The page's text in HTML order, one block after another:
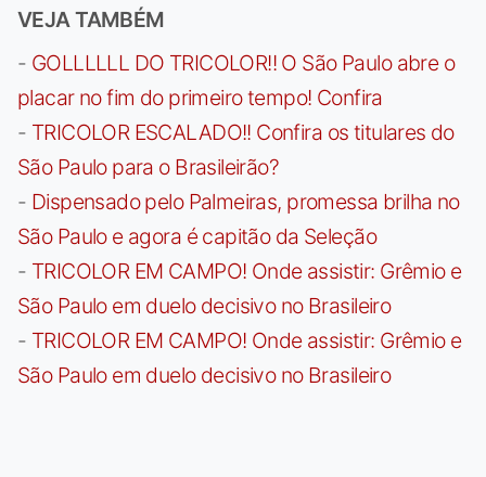
VEJA TAMBÉM
- GOLLLLLL DO TRICOLOR!! O São Paulo abre o
placar no fim do primeiro tempo! Confira
- TRICOLOR ESCALADO!! Confira os titulares do
São Paulo para o Brasileirão?
- Dispensado pelo Palmeiras, promessa brilha no
São Paulo e agora é capitão da Seleção
- TRICOLOR EM CAMPO! Onde assistir: Grêmio e
São Paulo em duelo decisivo no Brasileiro
- TRICOLOR EM CAMPO! Onde assistir: Grêmio e
São Paulo em duelo decisivo no Brasileiro